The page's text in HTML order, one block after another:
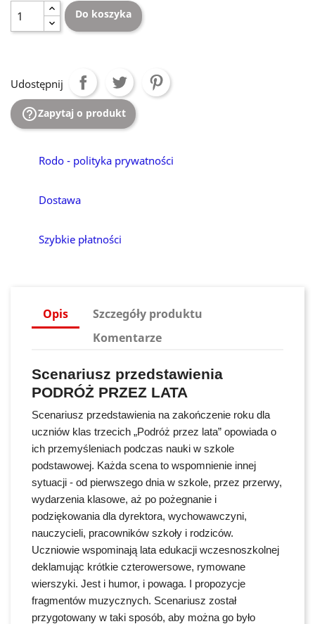
Do koszyka
Udostępnij
help_outlineZapytaj o produkt
Rodo - polityka prywatności
Dostawa
Szybkie płatności
Opis
Szczegóły produktu
Komentarze
Scenariusz przedstawienia
PODRÓŻ PRZEZ LATA
Scenariusz przedstawienia na zakończenie roku dla
uczniów klas trzecich „Podróż przez lata” opowiada o
ich przemyśleniach podczas nauki w szkole
podstawowej. Każda scena to wspomnienie innej
sytuacji - od pierwszego dnia w szkole, przez przerwy,
wydarzenia klasowe, aż po pożegnanie i
podziękowania dla dyrektora, wychowawczyni,
nauczycieli, pracowników szkoły i rodziców.
Uczniowie wspominają lata edukacji wczesnoszkolnej
deklamując krótkie czterowersowe, rymowane
wierszyki. Jest i humor, i powaga. I propozycje
fragmentów muzycznych. Scenariusz został
przygotowany w taki sposób, aby można go było